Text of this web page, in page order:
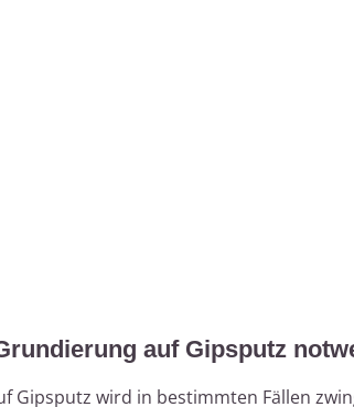
auf Gipsputz
Gipsputz wird in bestimmten Fällen